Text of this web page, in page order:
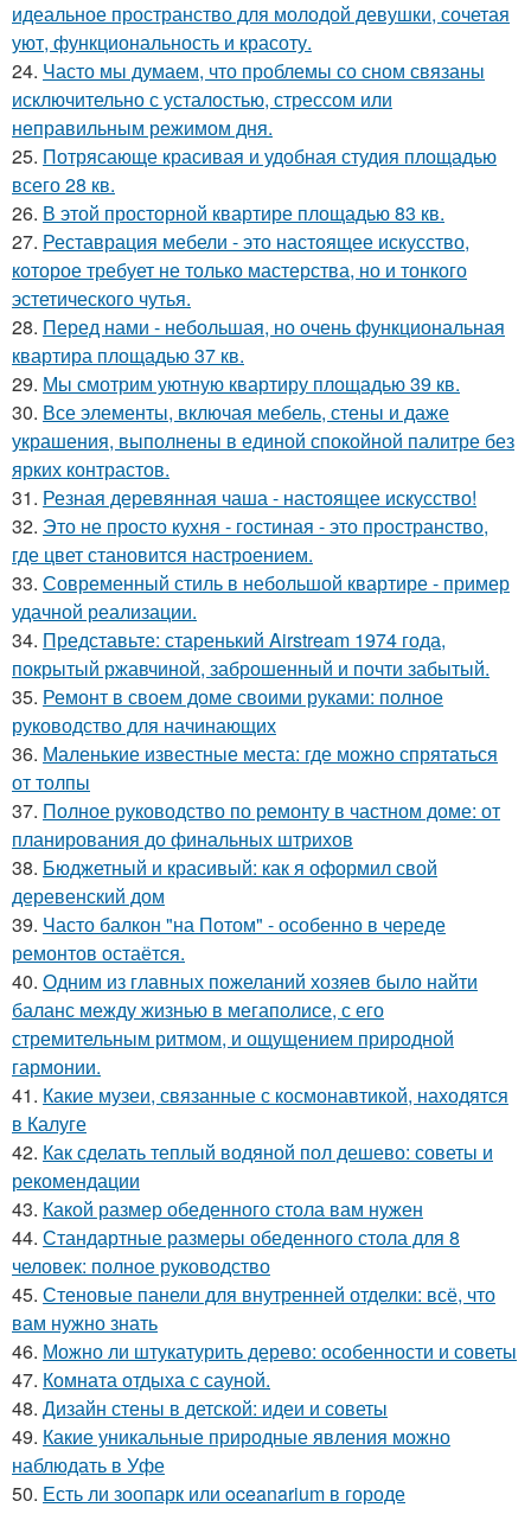
идеальное пространство для молодой девушки, сочетая
уют, функциональность и красоту.
24. Часто мы думаем, что проблемы со сном связаны
исключительно с усталостью, стрессом или
неправильным режимом дня.
25. Потрясающе красивая и удобная студия площадью
всего 28 кв.
26. В этой просторной квартире площадью 83 кв.
27. Реставрация мебели - это настоящее искусство,
которое требует не только мастерства, но и тонкого
эстетического чутья.
28. Перед нами - небольшая, но очень функциональная
квартира площадью 37 кв.
29. Мы смотрим уютную квартиру площадью 39 кв.
30. Все элементы, включая мебель, стены и даже
украшения, выполнены в единой спокойной палитре без
ярких контрастов.
31. Резная деревянная чаша - настоящее искусство!
32. Это не просто кухня - гостиная - это пространство,
где цвет становится настроением.
33. Современный стиль в небольшой квартире - пример
удачной реализации.
34. Представьте: старенький Airstream 1974 года,
покрытый ржавчиной, заброшенный и почти забытый.
35. Ремонт в своем доме своими руками: полное
руководство для начинающих
36. Маленькие известные места: где можно спрятаться
от толпы
37. Полное руководство по ремонту в частном доме: от
планирования до финальных штрихов
38. Бюджетный и красивый: как я оформил свой
деревенский дом
39. Часто балкон "на Потом" - особенно в череде
ремонтов остаётся.
40. Одним из главных пожеланий хозяев было найти
баланс между жизнью в мегаполисе, с его
стремительным ритмом, и ощущением природной
гармонии.
41. Какие музеи, связанные с космонавтикой, находятся
в Калуге
42. Как сделать теплый водяной пол дешево: советы и
рекомендации
43. Какой размер обеденного стола вам нужен
44. Стандартные размеры обеденного стола для 8
человек: полное руководство
45. Стеновые панели для внутренней отделки: всё, что
вам нужно знать
46. Можно ли штукатурить дерево: особенности и советы
47. Комната отдыха с сауной.
48. Дизайн стены в детской: идеи и советы
49. Какие уникальные природные явления можно
наблюдать в Уфе
50. Есть ли зоопарк или oceanarium в городе